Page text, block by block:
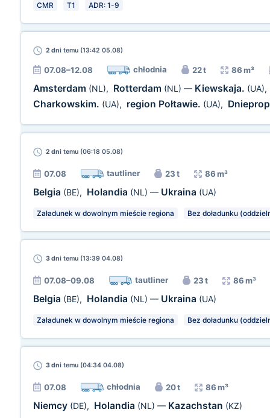
CMR T1 ADR: 1-9
2 dni temu (13:42 05.08)
07.08–12.08 chłodnia 22 t 86 m³
Amsterdam (NL), Rotterdam (NL) — Kiewskaja. (UA),
Charkowskim. (UA), region Połtawie. (UA),
2 dni temu (06:18 05.08)
07.08 tautliner 23 t 86 m³
Belgia (BE), Holandia (NL) — Ukraina (UA)
Załadunek w dowolnym mieście regiona Bez doładunku
3 dni temu (13:39 04.08)
07.08–09.08 tautliner 23 t 86 m³
Belgia (BE), Holandia (NL) — Ukraina (UA)
Załadunek w dowolnym mieście regiona Bez doładunku
3 dni temu (04:34 04.08)
07.08 chłodnia 20 t 86 m³
Niemcy (DE), Holandia (NL) — Kazachstan (KZ)